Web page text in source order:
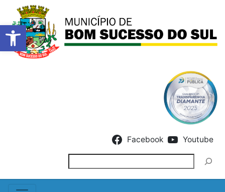
Barra de Ferramentas
Facebook Youtube